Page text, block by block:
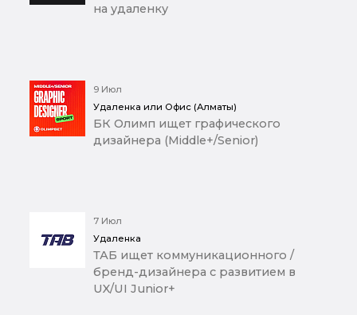
на удаленку
9 Июл
Удаленка или Офис (Алматы)
БК Олимп ищет графического
дизайнера (Middle+/Senior)
7 Июл
Удаленка
ТАБ ищет коммуникационного /
бренд-дизайнера с развитием в
UX/UI Junior+